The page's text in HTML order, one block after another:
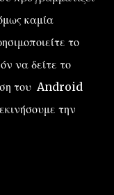
καμία
το
να δείτε το
του Android
την